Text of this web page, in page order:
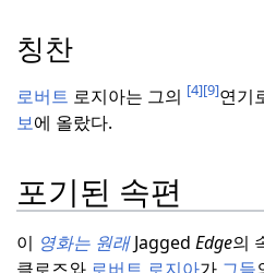
칭찬
로버트 로지아는 그의 [4][9]연기
보에 올랐다.
포기된 속편
이 영화는 원래Jagged Edge의